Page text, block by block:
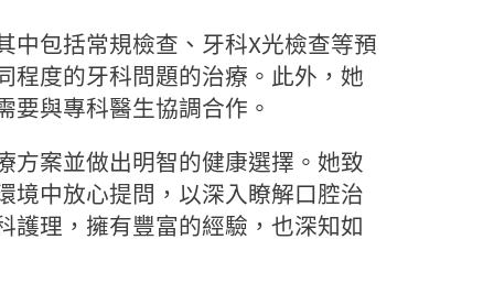
中包括常規檢查、牙科X光檢查等預
程度的牙科問題的治療。此外，她
要與專科醫生協調合作。
方案並做出明智的健康選擇。她致
境中放心提問，以深入瞭解口腔治
護理，擁有豐富的經驗，也深知如